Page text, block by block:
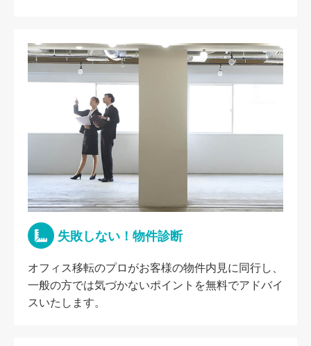
失敗しない！物件診断
オフィス移転のプロがお客様の物件内見に同行し、
一般の方では気づかないポイントを無料でアドバイ
スいたします。